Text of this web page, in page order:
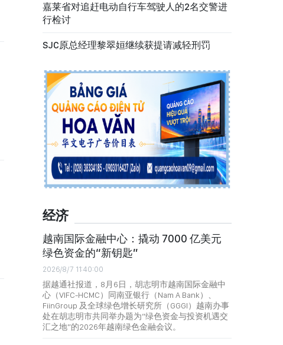
嘉莱省对追赶电动自行车驾驶人的2名交警进
行检讨
SJC原总经理黎翠姮继续获提请减轻刑罚
经济
越南国际金融中心：撬动 7000 亿美元
绿色资金的“新钥匙”
2026/8/7 11:40:00
据越通社报道，8月6日，胡志明市越南国际金融中
心（VIFC-HCMC）同南亚银行（Nam A Bank）、
FiinGroup 及全球绿色增长研究所（GGGI）越南办事
处在胡志明市共同举办题为“绿色资金与投资机遇交
汇之地”的2026年越南绿色金融会议。